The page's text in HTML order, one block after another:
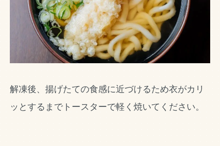
解凍後、揚げたての食感に近づけるため衣がカリ
ッとするまでトースターで軽く焼いてください。